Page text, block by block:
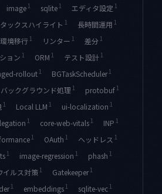
image 1 sqlite 1 エディタ設定 1
ックスハイライト 1 長時間運用 1
環境移行 1 リンター 1 差分 1
ョン 1 ORM 1 テスト設計 1
rollout 1 BGTaskScheduler 1
バックグラウンド処理 1 protobuf 1
1 Local LLM 1 ui-localization 1
1 core-web-vitals 1 INP 1
1 OAuth 1 ヘッドレス 1
1 image-regression 1 phash 1
イルス対策 1 Gatekeeper 1
1 embeddings 1 sqlite-vec 1